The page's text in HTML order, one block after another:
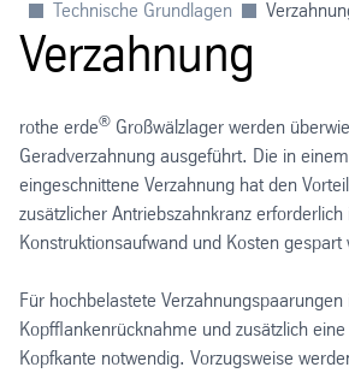
Technische Grundlagen
Verzahnung
rothe erde® Großwälzlager werden
Geradverzahnung ausgeführt. Die in
eingeschnittene Verzahnung hat den
zusätzlicher Antriebszahnkranz
Konstruktionsaufwand und Kosten gespart
Für hochbelastete Verzahnungspaarungen
Kopfflankenrücknahme und zusätzlich
Kopfkante notwendig. Vorzugsweise